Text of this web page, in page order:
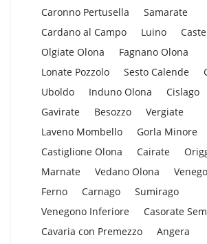
Caronno Pertusella
Samarate
Cardano al Campo
Luino
Olgiate Olona
Fagnano Olona
Lonate Pozzolo
Sesto Calende
Uboldo
Induno Olona Cislago
Gavirate
Besozzo
Vergiate
Laveno Mombello
Gorla Minore
Castiglione Olona
Cairate
Marnate
Vedano Olona
Ferno
Carnago
Sumirago
Venegono Inferiore
Casorate
Cavaria con Premezzo
Angera